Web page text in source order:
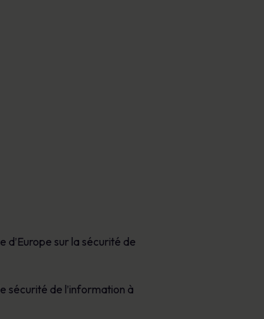
sur la sécurité de
sécurité de l’information à